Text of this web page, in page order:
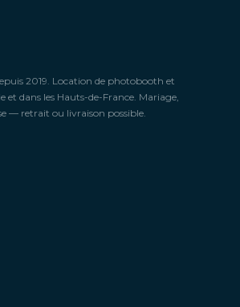
2019. Location de photobooth et
et dans les Hauts-de-France. Mariage,
— retrait ou livraison possible.